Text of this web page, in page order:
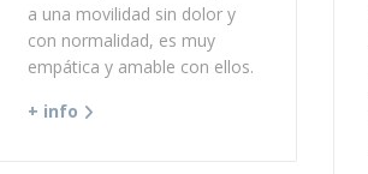
a una movilidad sin dolor y
con normalidad, es muy
empática y amable con ellos.
+ info